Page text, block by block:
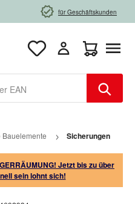
für Geschäftskunden
Bauelemente Sicherungen
Jetzt bis zu über
sein lohnt sich!